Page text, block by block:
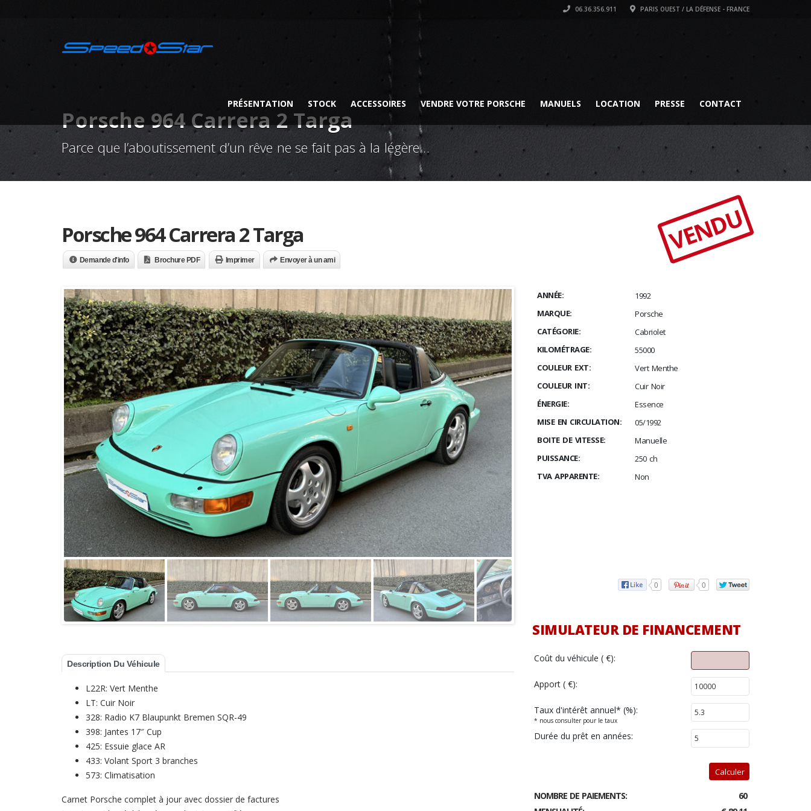
06.36.356.911 PARIS OUEST / LA DÉFENSE - FRANCE
PRÉSENTATION STOCK ACCESSOIRES VENDRE VOTRE PORSCHE MANUELS LOCATION PRESSE CONTACT
Porsche 964 Carrera 2 Targa
Parce que l’aboutissement d’un rêve ne se fait pas à la légère…
Porsche 964 Carrera 2 Targa VENDU
Demande d'info Brochure PDF Imprimer Envoyer à un ami
Description Du Véhicule
L22R: Vert Menthe
LT: Cuir Noir
328: Radio K7 Blaupunkt Bremen SQR-49
398: Jantes 17″ Cup
425: Essuie glace AR
433: Volant Sport 3 branches
573: Climatisation
Carnet Porsche complet à jour avec dossier de factures
ANNÉE:
1992
MARQUE:
Porsche
CATÉGORIE:
Cabriolet
KILOMÉTRAGE:
55000
COULEUR EXT:
Vert Menthe
COULEUR INT:
Cuir Noir
ÉNERGIE:
Essence
MISE EN CIRCULATION:
05/1992
BOITE DE VITESSE:
Manuelle
PUISSANCE:
250 ch
TVA APPARENTE:
Non
0 0
SIMULATEUR DE FINANCEMENT
Coût du véhicule ( €):
Apport ( €):
Taux d'intérêt annuel* (%):
* nous consulter pour le taux
Durée du prêt en années:
Calculer
NOMBRE DE PAIEMENTS:
60